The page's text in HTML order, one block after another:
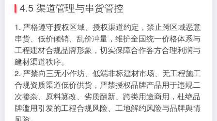
4.5 渠道管理与串货管控
1. 严格遵守授权区域、授权渠道约定，禁止跨区域恶意
串货、低价倾销、乱价冲量，维护全国统一价格体系与
工程建材合规品牌形象，切实保障合作各方合理利润与
建材渠道秩序。
2. 严禁向三无小作坊、低端非标建材市场、无工程施工
合规资质渠道低价供货，严禁授权品牌产品用于违规二
次掺杂、原料篡改、劣质翻新、跨类用途商用，杜绝品
牌滥用引发的工程合规风险、工地解约风险与品牌舆情